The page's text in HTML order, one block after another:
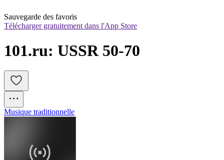
Sauvegarde des favoris
Télécharger gratuitement dans l'App Store
101.ru: USSR 50-70
Musique traditionnelle